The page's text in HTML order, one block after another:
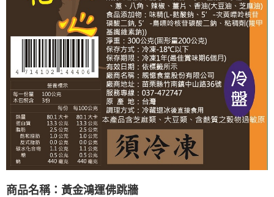
商品名稱：黃金鴻運佛跳牆